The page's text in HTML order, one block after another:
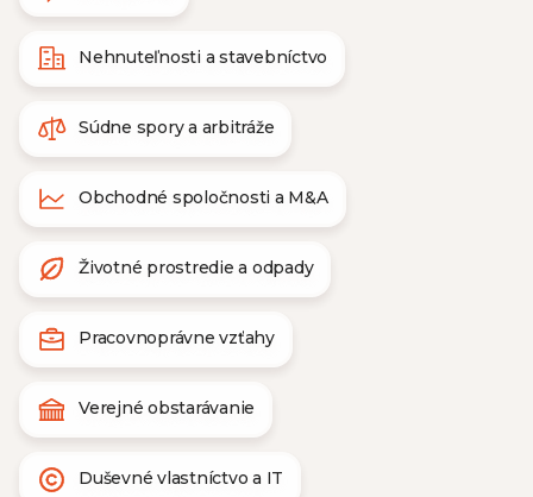
Nehnuteľnosti a stavebníctvo
Súdne spory a arbitráže
Obchodné spoločnosti a M&A
Životné prostredie a odpady
Pracovnoprávne vzťahy
Verejné obstarávanie
Duševné vlastníctvo a IT